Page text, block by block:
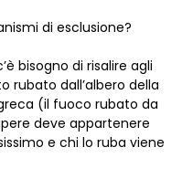
di esclusione?
bisogno di risalire agli
rubato dall’albero della
(il fuoco rubato da
deve appartenere
e chi lo ruba viene